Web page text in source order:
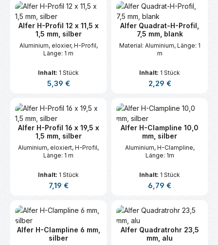
Alfer H-Profil 12 x 11,5 x
1,5 mm, silber
Aluminium, eloxier, H-Profil,
Länge: 1 m
Inhalt: 1 Stück
Regulärer Preis:
5,39 €
Alfer Quadrat-H-Profil,
7,5 mm, blank
Material: Aluminium, Länge: 1
m
Inhalt: 1 Stück
Regulärer Preis:
2,29 €
Alfer H-Profil 16 x 19,5 x
1,5 mm, silber
Aluminium, eloxiert, H-Profil,
Länge: 1 m
Inhalt: 1 Stück
Regulärer Preis:
7,19 €
Alfer H-Clampline 10,0
mm, silber
Aluminium, H-Clampline,
Länge: 1m
Inhalt: 1 Stück
Regulärer Preis:
6,79 €
Alfer H-Clampline 6 mm,
silber
Alfer Quadratrohr 23,5
mm, alu